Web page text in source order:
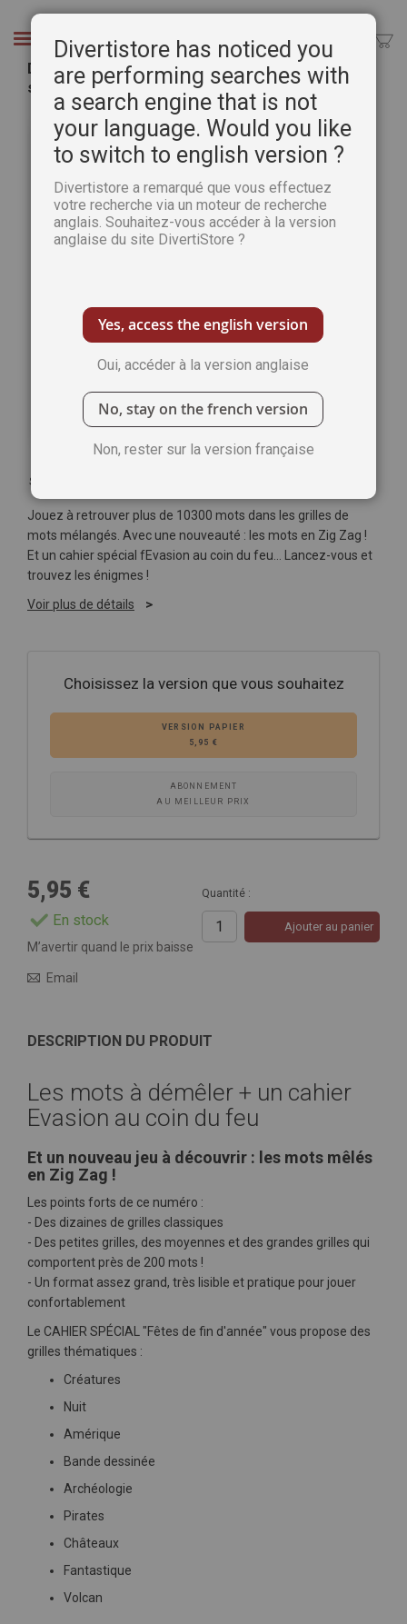
Chercher
Démêle Mots Pause Détente 21 - Avec un cahier
spécial Evasion au coin du feu
galerie
d’images
Soyez le premier à commenter ce produit
Jouez à retrouver plus de 10300 mots dans les grilles de
mots mélangés. Avec une nouveauté : les mots en Zig Zag !
Et un cahier spécial fEvasion au coin du feu… Lancez-vous et
trouvez les énigmes !
Voir plus de détails
Choisissez la version que vous souhaitez
VERSION PAPIER
5,95 €
ABONNEMENT
AU MEILLEUR PRIX
5,95 €
En stock
Quantité :
Ajouter au panier
M’avertir quand le prix baisse
Email
DESCRIPTION DU PRODUIT
Les mots à démêler + un cahier
Evasion au coin du feu
Et un nouveau jeu à découvrir : les mots mêlés
en Zig Zag !
Les points forts de ce numéro :
- Des dizaines de grilles classiques
- Des petites grilles, des moyennes et des grandes grilles qui
comportent près de 200 mots !
- Un format assez grand, très lisible et pratique pour jouer
confortablement
Le CAHIER SPÉCIAL "Fêtes de fin d'année" vous propose des
grilles thématiques :
Créatures
Nuit
Amérique
Bande dessinée
Archéologie
Pirates
Châteaux
Fantastique
Volcan
Divertistore has noticed you
are performing searches with
a search engine that is not
your language. Would you like
to switch to english version ?
Divertistore a remarqué que vous effectuez
votre recherche via un moteur de recherche
anglais. Souhaitez-vous accéder à la version
anglaise du site DivertiStore ?
Yes, access the english version
Oui, accéder à la version anglaise
No, stay on the french version
Non, rester sur la version française